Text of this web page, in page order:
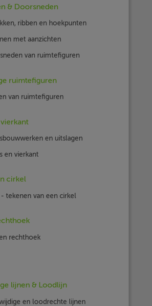
& Doorsneden
ribben en hoekpunten
met aanzichten
van ruimtefiguren
ruimtefiguren
van ruimtefiguren
en uitslagen
en vierkant
cirkel
- tekenen van een cirkel
rechthoek
lijnen & Loodlijn
en loodrechte lijnen